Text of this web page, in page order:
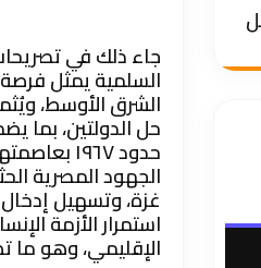
جاء ذلك في
السلمية يمثل
الشرق الأوسط،
حل الدولتين، بما
حدود
الجهود المصرية
غزة، وتسهيل إدخال
استمرار الأزمة
الإقليمي، وهو ما